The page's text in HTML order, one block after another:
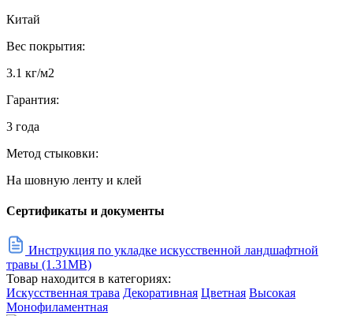
Китай
Вес покрытия:
3.1 кг/м2
Гарантия:
3 года
Метод стыковки:
На шовную ленту и клей
Сертификаты и документы
Инструкция по укладке искусственной ландшафтной
травы (1.31MB)
Товар находится в категориях:
Искусственная трава Декоративная Цветная Высокая
Монофиламентная